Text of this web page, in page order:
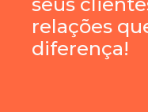
relações
diferença!